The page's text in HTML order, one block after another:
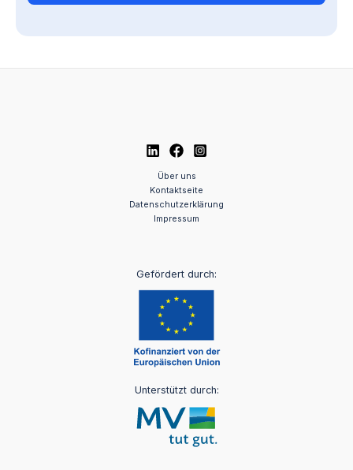
Über uns
Kontaktseite
Datenschutzerklärung
Impressum
Gefördert durch:
Unterstützt durch: